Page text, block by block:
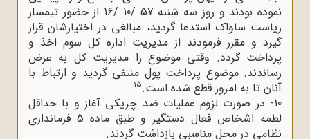
نموده بودند و روز سه شنبه 57 /10 /16 از حضور تیمسار
ریاست ساواک استدعا گردید، مبالغی در اختیارشان قرار
گیرد و مقرر فرمودند از مدیریت اداره کل سوم اخذ و
پرداخت گردد. وقتی موضوع را مدیریت کل به عرض
رساندند. موضوع پرداخت پول منتفی گردید و ارتباط با
آنان تا به امروز قطع شده است.15
10- در صورت لزوم عملیات ضد چریکی آغاز و با حداقل
لطمه اشخاص فعال دستگیر و طبق ماده 5 فرمانداری
نظامی در محل مناسبی بازداشت گردند.